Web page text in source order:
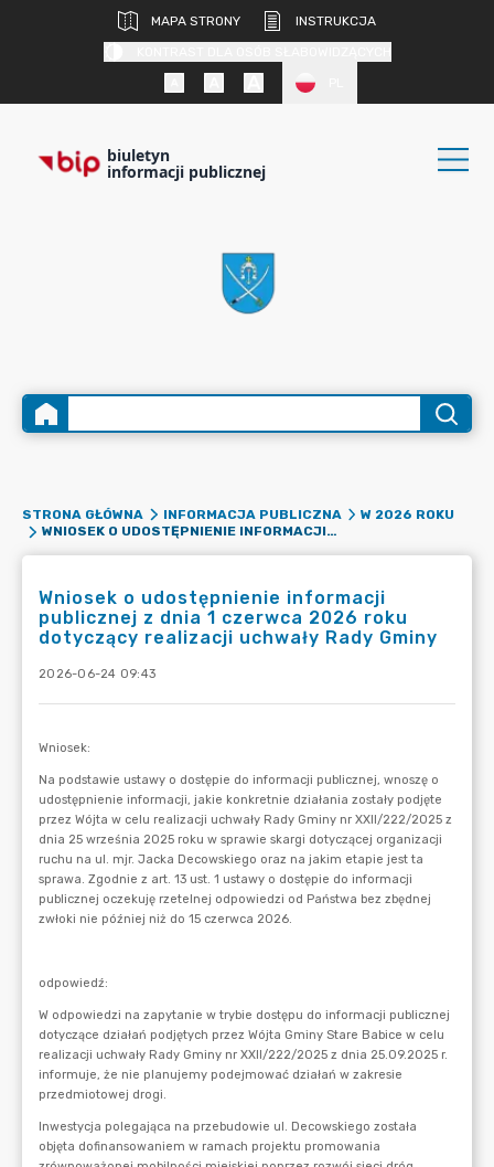
MAPA STRONY
INSTRUKCJA
biuletyn
informacji publicznej
STRONA GŁÓWNA INFORMACJA PUBLICZNA
W 2026 ROKU
WNIOSEK O UDOSTĘPNIENIE INFORMACJI PUBLICZNEJ Z DNIA 1 CZERWCA 2026 ROKU DOTYCZĄCY REALIZACJI UCHWAŁY RADY GMINY
Wniosek o udostępnienie informacji
publicznej z dnia 1 czerwca 2026 roku
dotyczący realizacji uchwały Rady Gminy
2026-06-24 09:43